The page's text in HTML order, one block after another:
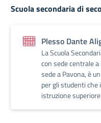
Scuola secondaria di
Plesso Dante
La Scuola
con sede centrale
sede a Pavona, è
per gli studenti che
istruzione superiore